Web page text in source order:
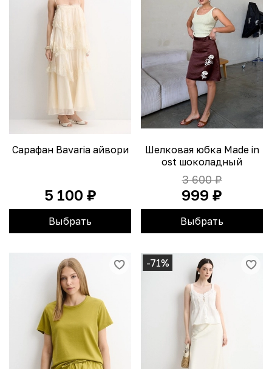
Сарафан Bavaria айвори
5 100 ₽
Выбрать
Шелковая юбка Made in
ost шоколадный
3 600 ₽
999 ₽
Выбрать
-71%